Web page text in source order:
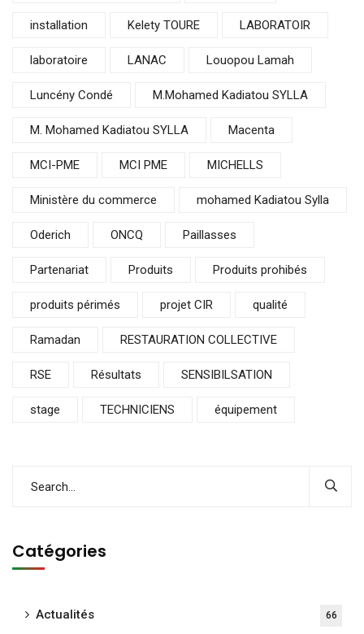
installation Kelety TOURE LABORATOIR
laboratoire LANAC Louopou Lamah
Luncény Condé M.Mohamed Kadiatou SYLLA
M. Mohamed Kadiatou SYLLA Macenta
MCI-PME MCI PME MICHELLS
Ministère du commerce mohamed Kadiatou Sylla
Oderich ONCQ Paillasses
Partenariat Produits Produits prohibés
produits périmés projet CIR qualité
Ramadan RESTAURATION COLLECTIVE
RSE Résultats SENSIBILSATION
stage TECHNICIENS équipement
Catégories
Actualités 66